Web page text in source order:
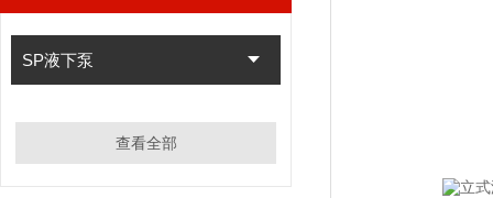
SP液下泵
查看全部